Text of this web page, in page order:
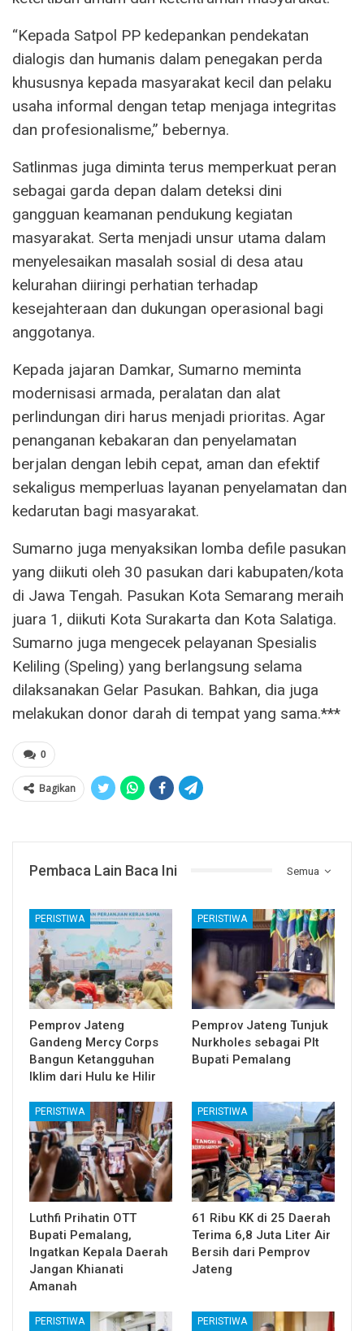
“Kepada Satpol PP kedepankan pendekatan
dialogis dan humanis dalam penegakan perda
khususnya kepada masyarakat kecil dan pelaku
usaha informal dengan tetap menjaga integritas
dan profesionalisme,” bebernya.
Satlinmas juga diminta terus memperkuat peran
sebagai garda depan dalam deteksi dini
gangguan keamanan pendukung kegiatan
masyarakat. Serta menjadi unsur utama dalam
menyelesaikan masalah sosial di desa atau
kelurahan diiringi perhatian terhadap
kesejahteraan dan dukungan operasional bagi
anggotanya.
Kepada jajaran Damkar, Sumarno meminta
modernisasi armada, peralatan dan alat
perlindungan diri harus menjadi prioritas. Agar
penanganan kebakaran dan penyelamatan
berjalan dengan lebih cepat, aman dan efektif
sekaligus memperluas layanan penyelamatan dan
kedarutan bagi masyarakat.
Sumarno juga menyaksikan lomba defile pasukan
yang diikuti oleh 30 pasukan dari kabupaten/kota
di Jawa Tengah. Pasukan Kota Semarang meraih
juara 1, diikuti Kota Surakarta dan Kota Salatiga.
Sumarno juga mengecek pelayanan Spesialis
Keliling (Speling) yang berlangsung selama
dilaksanakan Gelar Pasukan. Bahkan, dia juga
melakukan donor darah di tempat yang sama.***
0
Bagikan
Semua
Pembaca Lain Baca Ini
PERISTIWA
Pemprov Jateng
Gandeng Mercy Corps
Bangun Ketangguhan
Iklim dari Hulu ke Hilir
PERISTIWA
Pemprov Jateng Tunjuk
Nurkholes sebagai Plt
Bupati Pemalang
PERISTIWA
Luthfi Prihatin OTT
Bupati Pemalang,
Ingatkan Kepala Daerah
Jangan Khianati
Amanah
PERISTIWA
61 Ribu KK di 25 Daerah
Terima 6,8 Juta Liter Air
Bersih dari Pemprov
Jateng
PERISTIWA PERISTIWA